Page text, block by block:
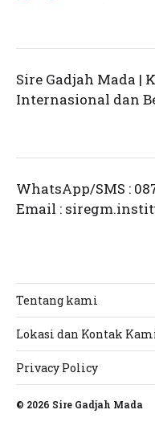
Sire Gadjah Mada |
Internasional dan
WhatsApp/SMS :
Email :
Tentang kami
Lokasi dan Kontak
Privacy Policy
© 2026 Sire Gadjah Mada